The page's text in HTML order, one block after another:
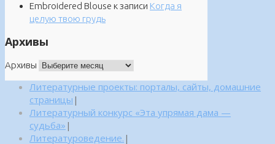
Embroidered Blouse к записи Когда я
целую твою грудь
Архивы
Архивы
Литературные проекты: порталы, сайты, домашние
страницы |
Литературный конкурс «Эта упрямая дама —
судьба» |
Литературоведение. |